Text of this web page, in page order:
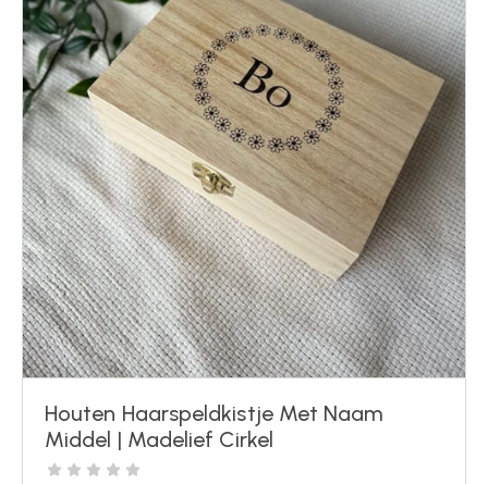
Houten Haarspeldkistje Met Naam
Middel | Madelief Cirkel